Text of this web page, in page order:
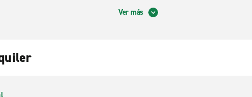
a tus necesidades. Reserva hoy mismo y recibe el mejor
de vehículos en Boldon South Tyneside, este es el lugar para
te puede ayudar. Tyne Wear Van Centre tiene muchos lugares
Ver más